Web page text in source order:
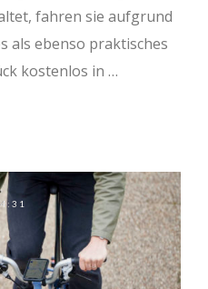
fahren sie aufgrund
als ebenso praktisches
kostenlos in …